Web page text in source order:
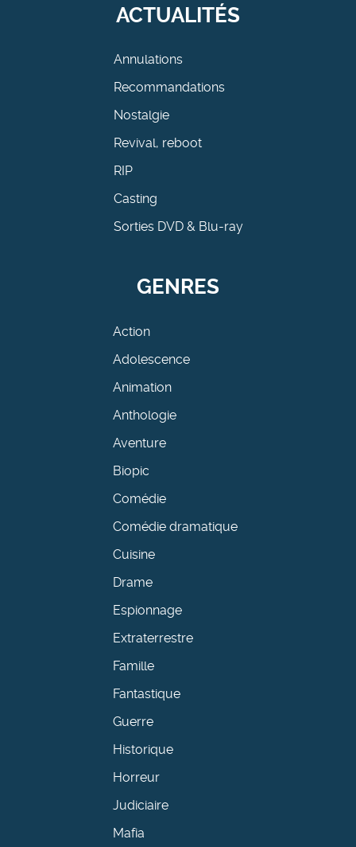
ACTUALITÉS
Annulations
Recommandations
Nostalgie
Revival, reboot
RIP
Casting
Sorties DVD & Blu-ray
GENRES
Action
Adolescence
Animation
Anthologie
Aventure
Biopic
Comédie
Comédie dramatique
Cuisine
Drame
Espionnage
Extraterrestre
Famille
Fantastique
Guerre
Historique
Horreur
Judiciaire
Mafia